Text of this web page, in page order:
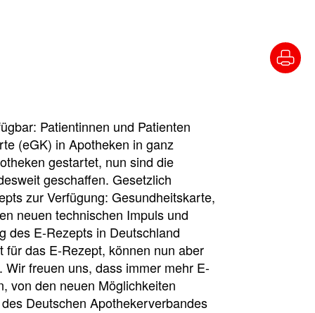
Patientinnen und Patienten
(eGK) in Apotheken in ganz
gestartet, nun sind die
geschaffen. Gesetzlich
zur Verfügung: Gesundheitskarte,
neuen technischen Impuls und
des E-Rezepts in Deutschland
das E-Rezept, können nun aber
freuen uns, dass immer mehr E-
von den neuen Möglichkeiten
Deutschen Apothekerverbandes